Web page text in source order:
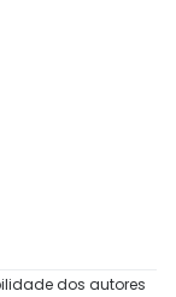
dos autores